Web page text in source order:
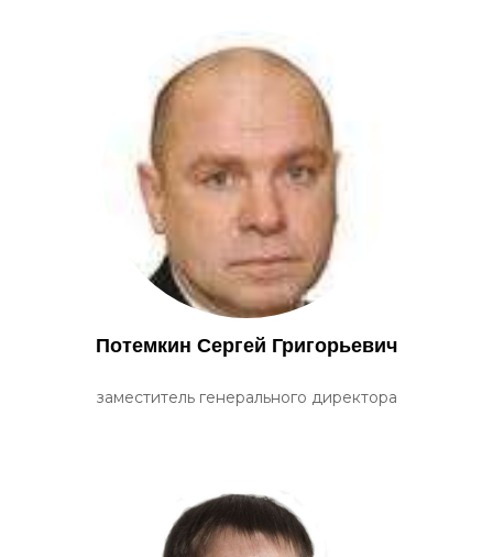
Потемкин Сергей Григорьевич
заместитель генерального директора